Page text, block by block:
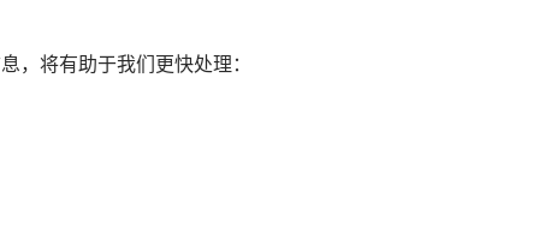
，将有助于我们更快处理：